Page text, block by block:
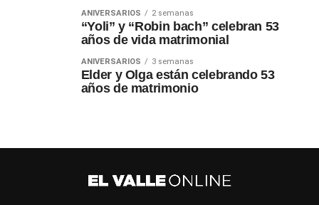
ANIVERSARIOS 2 semanas
“Yoli” y “Robin bach” celebran 53
años de vida matrimonial
ANIVERSARIOS 3 semanas
Elder y Olga están celebrando 53
años de matrimonio